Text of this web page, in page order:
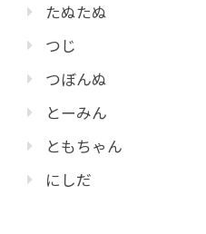
たぬたぬ
つじ
つぼんぬ
とーみん
ともちゃん
にしだ